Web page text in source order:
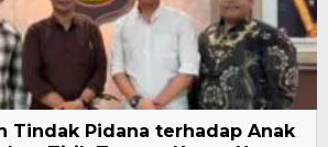
Tindak Pidana terhadap Anak